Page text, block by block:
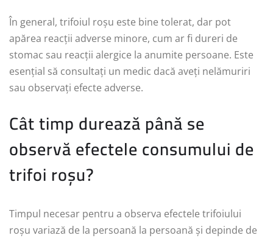
În general, trifoiul roșu este bine tolerat, dar pot
apărea reacții adverse minore, cum ar fi dureri de
stomac sau reacții alergice la anumite persoane. Este
esențial să consultați un medic dacă aveți nelămuriri
sau observați efecte adverse.
Cât timp durează până se
observă efectele consumului de
trifoi roșu?
Timpul necesar pentru a observa efectele trifoiului
roșu variază de la persoană la persoană și depinde de